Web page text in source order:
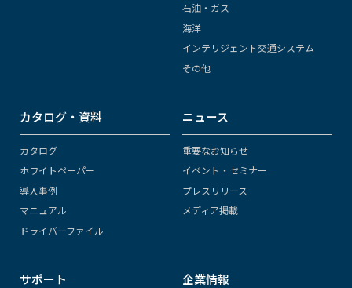
石油・ガス
海洋
インテリジェント交通システム
その他
カタログ・資料
カタログ
ホワイトペーパー
導入事例
マニュアル
ドライバーファイル
ニュース
重要なお知らせ
イベント・セミナー
プレスリリース
メディア掲載
サポート 企業情報